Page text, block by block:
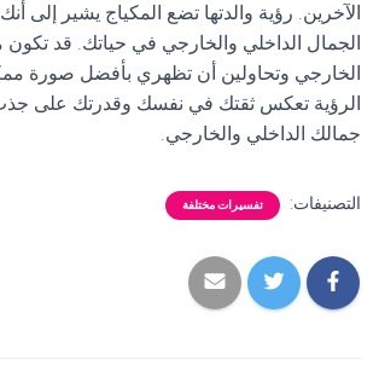
الآخرين. رؤية والدتها تضع المكياج يشير إلى
الجمال الداخلي والخارجي في حياتك. قد تكون
الخارجي وتحاولين أن تظهري بأفضل صورة
الرؤية تعكس ثقتك في نفسك وقدرتك على
جمالك الداخلي والخارجي.
التصنيفات: تفسيرات مختلفة